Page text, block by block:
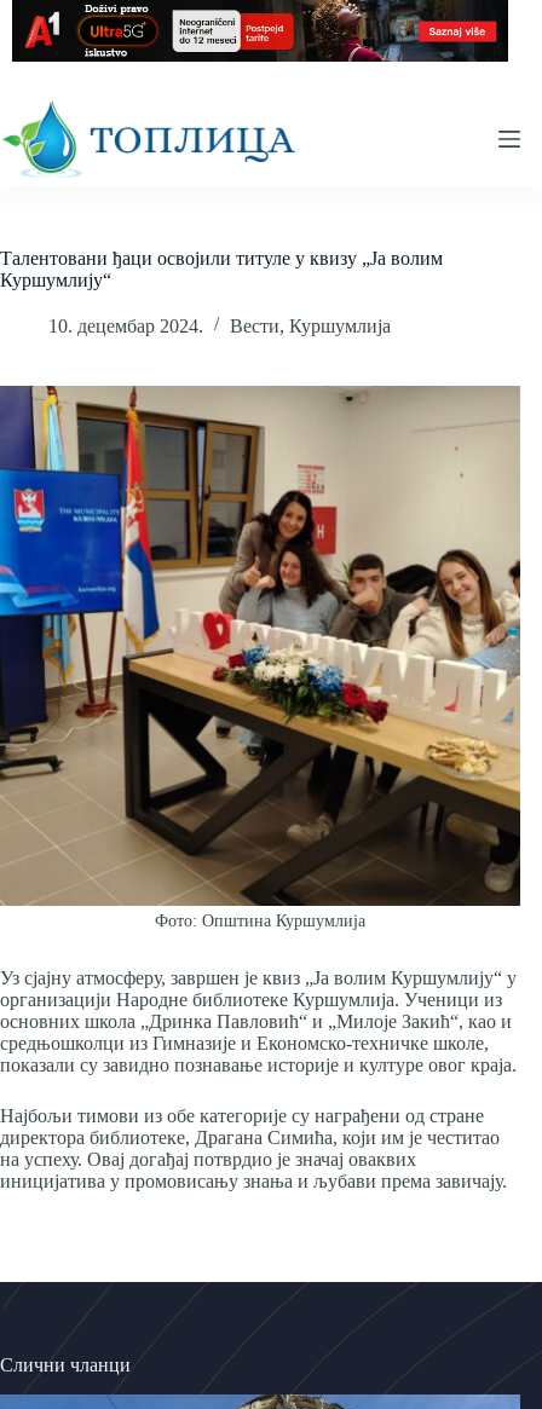
content
Талентовани ђаци освојили титуле у квизу „Ја волим
Куршумлију“
10. децембар 2024. Вести, Куршумлија
Фото: Општина Куршумлија
Уз сјајну атмосферу, завршен је квиз „Ја волим Куршумлију“ у
организацији Народне библиотеке Куршумлија. Ученици из
основних школа „Дринка Павловић“ и „Милоје Закић“, као и
средњошколци из Гимназије и Економско-техничке школе,
показали су завидно познавање историје и културе овог краја.
Најбољи тимови из обе категорије су награђени од стране
директора библиотеке, Драгана Симића, који им је честитао
на успеху. Овај догађај потврдио је значај оваквих
иницијатива у промовисању знања и љубави према завичају.
Слични чланци